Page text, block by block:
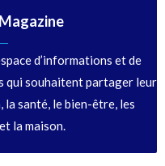
d’informations et de
qui souhaitent partager leur
la santé, le bien-être, les
la maison.